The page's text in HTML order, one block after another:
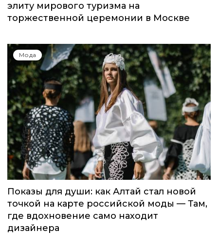
элиту мирового туризма на
торжественной церемонии в Москве
Мода
Показы для души: как Алтай стал новой
точкой на карте российской моды — Там,
где вдохновение само находит
дизайнера